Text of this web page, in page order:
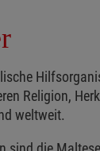
Religion,
weltweit.